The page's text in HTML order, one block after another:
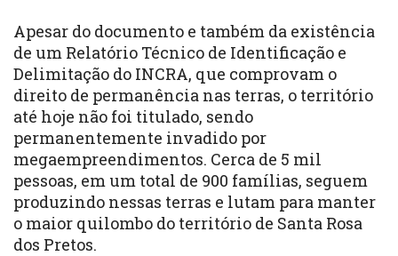
Apesar do documento e também da existência
de um Relatório Técnico de Identificação e
Delimitação do INCRA, que comprovam o
direito de permanência nas terras, o território
até hoje não foi titulado, sendo
permanentemente invadido por
megaempreendimentos. Cerca de 5 mil
pessoas, em um total de 900 famílias, seguem
produzindo nessas terras e lutam para manter
o maior quilombo do território de Santa Rosa
dos Pretos.